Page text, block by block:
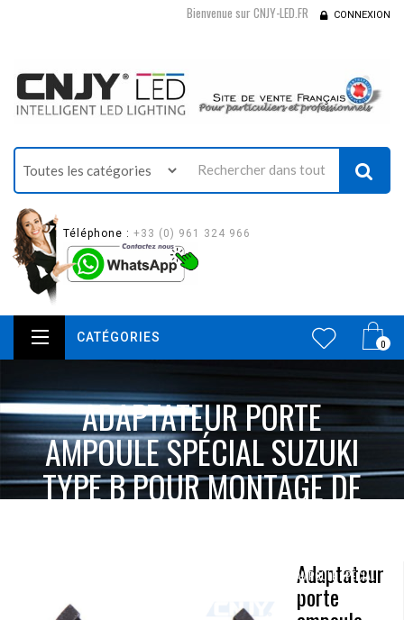
Bienvenue sur CNJY-LED.FR CONNEXION
Téléphone : +33 (0) 961 324 966
0
CATÉGORIES
ADAPTATEUR PORTE
AMPOULE SPÉCIAL SUZUKI
TYPE B POUR MONTAGE DE
ADAPTATEUR PORTE AMPOULE SPÉCIAL
SUZUKI TYPE B POUR MONTAGE DE KIT LED H1
Adaptateur
porte